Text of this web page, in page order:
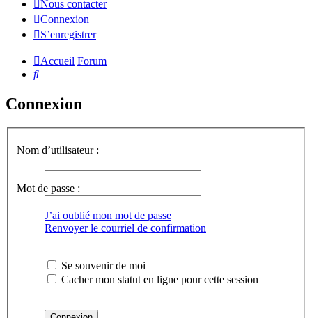
Nous contacter
Connexion
S’enregistrer
Accueil Forum
Rechercher
Connexion
Nom d’utilisateur :
Mot de passe :
J’ai oublié mon mot de passe
Renvoyer le courriel de confirmation
Se souvenir de moi
Cacher mon statut en ligne pour cette session